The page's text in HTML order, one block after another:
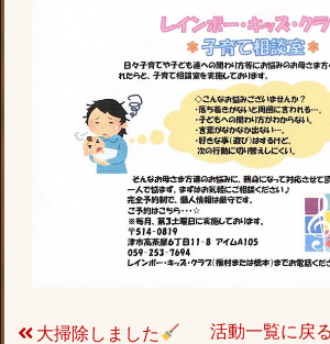
大掃除しました 活動一覧に戻る